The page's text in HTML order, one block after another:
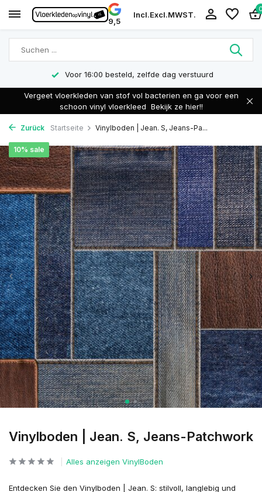
9,5
Incl.Excl.MWST.
Voor 16:00 besteld, zelfde dag verstuurd
Vergeet vloerkleden van stof vol bacterien en ga voor een
schoon vinyl vloerkleed Bekijk ze hier!!
Zurück Startseite Vinylboden | Jean. S, Jeans-Pa...
Vinylboden | Jean. S, Jeans-Patchwork
10% sale
Alles anzeigen VinylBoden
Entdecken Sie den Vinylboden | Jean. S: stilvoll, langlebig und